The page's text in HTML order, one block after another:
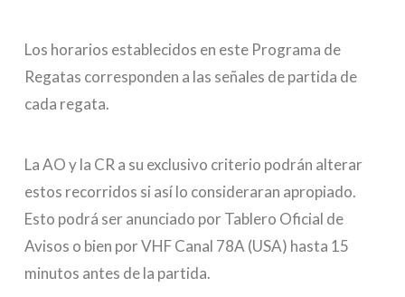
Los horarios establecidos en este Programa de
Regatas corresponden a las señales de partida de
cada regata.
La AO y la CR a su exclusivo criterio podrán alterar
estos recorridos si así lo consideraran apropiado.
Esto podrá ser anunciado por Tablero Oficial de
Avisos o bien por VHF Canal 78A (USA) hasta 15
minutos antes de la partida.